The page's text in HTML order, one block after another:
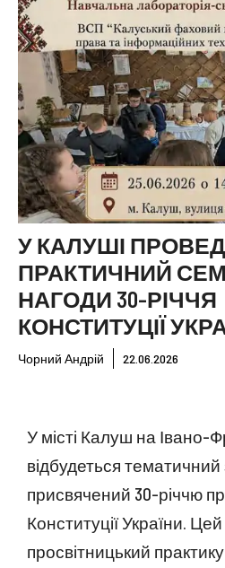
У КАЛУШІ
ПРАКТИЧНИЙ
НАГОДИ 30-РІЧЧЯ
КОНСТИТУЦІЇ
Чорний Андрій 22.06.2026
У місті Калуш на Івано-
відбудеться тематичний
присвячений 30-річчю
Конституції України.
просвітницький